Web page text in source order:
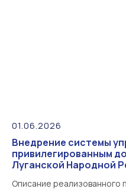
01.06.2026
Внедрение системы
привилегированным
Луганской Народной
Описание реализованного